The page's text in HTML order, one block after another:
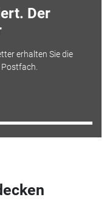
Der
erhalten Sie die